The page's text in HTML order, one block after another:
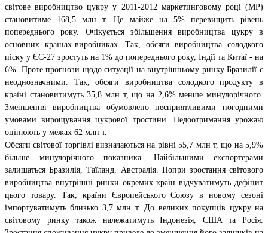
світове виробництво цукру у 2011-2012 маркетинговому році (МР)
становитиме 168,5 млн т. Це майже на 5% перевищить рівень
попереднього року. Очікується збільшення виробництва цукру в
основних країнах-виробниках. Так, обсяги виробництва солодкого
піску у ЄС-27 зростуть на 1% до попереднього року, Індії та Китаї - на
6%. Проте прогнози щодо ситуації на внутрішньому ринку Бразилії є
неоднозначними. Так, обсяги виробництва солодкого продукту в
країні становитимуть 35,8 млн т, що на 2,6% менше минулорічного.
Зменшення виробництва обумовлено несприятливими погодними
умовами вирощування цукрової тростини. Недоотримання урожаю
оцінюють у межах 62 млн т.
Обсяги світової торгівлі визначаються на рівні 55,7 млн т, що на 5,9%
більше минулорічного показника. Найбільшими експортерами
залишаться Бразилія, Таїланд, Австралія. Попри зростання світового
виробництва внутрішні ринки окремих країн відчуватимуть дефіцит
цього товару. Так, країни Європейського Союзу в новому сезоні
імпортуватимуть близько 3,7 млн т. До великих покупців цукру на
світовому ринку також належатимуть Індонезія, США та Росія.